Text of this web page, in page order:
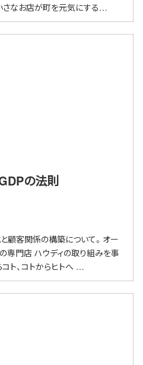
さなお店が町を元気にする…
の法則
顧客関係の構築について。オー
専門店 ハウディの取り組みを事
ト、コトからヒトへ …